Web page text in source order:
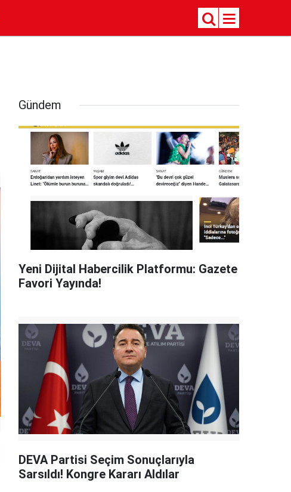
Gündem
Yeni Dijital Habercilik Platformu: Gazete
Favori Yayında!
DEVA Partisi Seçim Sonuçlarıyla
Sarsıldı! Kongre Kararı Aldılar